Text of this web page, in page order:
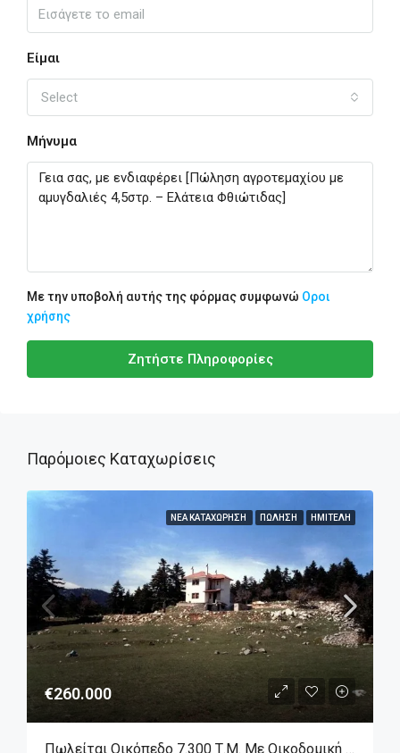
Είμαι
Select
Μήνυμα
Με την υποβολή αυτής της φόρμας συμφωνώ Οροι
χρήσης
Ζητήστε Πληροφορίες
Παρόμοιες Καταχωρίσεις
ΝΈΑ ΚΑΤΑΧΏΡΗΣΗ ΠΏΛΗΣΗ ΗΜΙΤΕΛΉ
€260.000
Πωλείται Οικόπεδο 7.300 Τ.μ. Με Οικοδομική Άδεια & Ημιτελή Μεζονέτα Στην Αράχωβα – Λιβάδι